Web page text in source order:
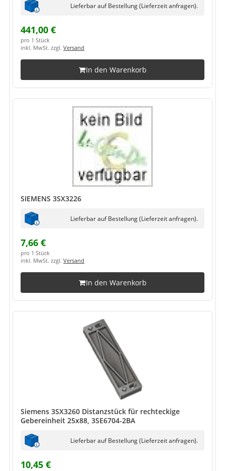
Lieferbar auf Bestellung (Lieferzeit anfragen).
441,00 €
pro 1 Stück
inkl. MwSt. zzgl. Versand
In den Warenkorb
SIEMENS 3SX3226
Lieferbar auf Bestellung (Lieferzeit anfragen).
7,66 €
pro 1 Stück
inkl. MwSt. zzgl. Versand
In den Warenkorb
Siemens 3SX3260 Distanzstück für rechteckige
Gebereinheit 25x88, 3SE6704-2BA
Lieferbar auf Bestellung (Lieferzeit anfragen).
10,45 €